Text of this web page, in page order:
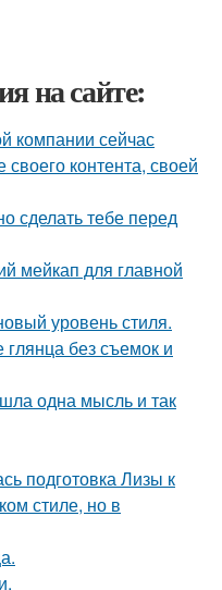
на сайте:
компании сейчас
контента, своей
сделать тебе перед
мейкап для главной
уровень стиля.
глянца без съемок и
одна мысль и так
подготовка Лизы к
стиле, но в